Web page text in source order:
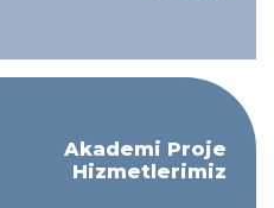
Akademi Proje
Hizmetlerimiz